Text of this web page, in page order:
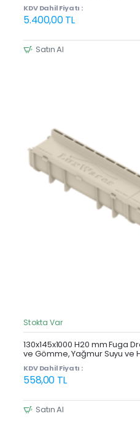
KDV Dahil Fiyatı :
5.400,00 TL
Satın Al
Stokta Var
130x145x1000 H20 mm Fuga
ve Gömme, Yağmur Suyu ve
KDV Dahil Fiyatı :
558,00 TL
Satın Al